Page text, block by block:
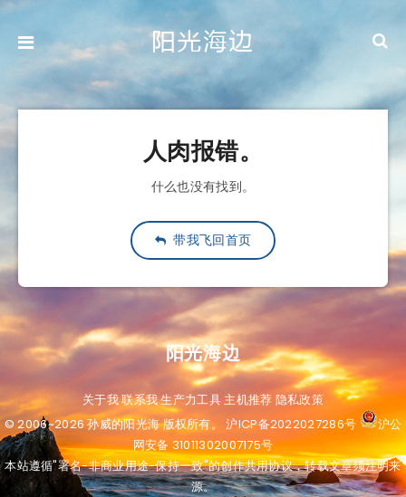
人肉报错。
什么也没有找到。
带我飞回首页
阳光海边
关于我联系我生产力工具主机推荐 隐私政策
© 2006~2026孙威的阳光海版权所有。沪ICP备2022027286号
沪公
网安备 31011302007175号
本站遵循"署名-非商业用途-保持一致"的创作共用协议，转载文章须注明来
源。